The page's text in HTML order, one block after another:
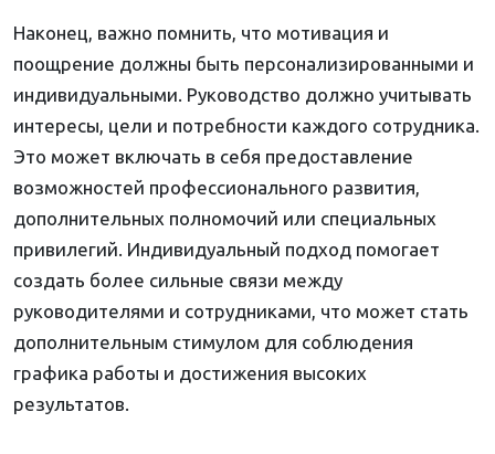
Наконец, важно помнить, что мотивация и
поощрение должны быть персонализированными и
индивидуальными. Руководство должно учитывать
интересы, цели и потребности каждого сотрудника.
Это может включать в себя предоставление
возможностей профессионального развития,
дополнительных полномочий или специальных
привилегий. Индивидуальный подход помогает
создать более сильные связи между
руководителями и сотрудниками, что может стать
дополнительным стимулом для соблюдения
графика работы и достижения высоких
результатов.